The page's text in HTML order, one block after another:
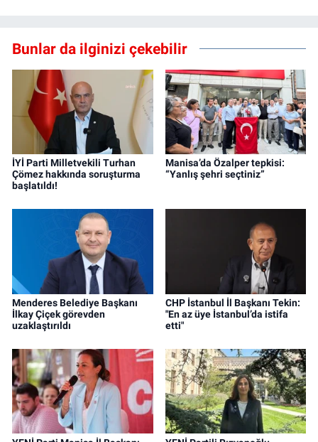
Bunlar da ilginizi çekebilir
İYİ Parti Milletvekili Turhan
Çömez hakkında soruşturma
başlatıldı!
Manisa’da Özalper tepkisi:
“Yanlış şehri seçtiniz”
Menderes Belediye Başkanı
İlkay Çiçek görevden
uzaklaştırıldı
CHP İstanbul İl Başkanı Tekin:
"En az üye İstanbul’da istifa
etti"